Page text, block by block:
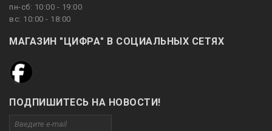
пн-сб: 10:00 - 19:00
вс: 10:00 - 18:00
МАГАЗИН "ЦИФРА" В СОЦИАЛЬНЫХ СЕТЯХ
ПОДПИШИТЕСЬ НА НОВОСТИ!